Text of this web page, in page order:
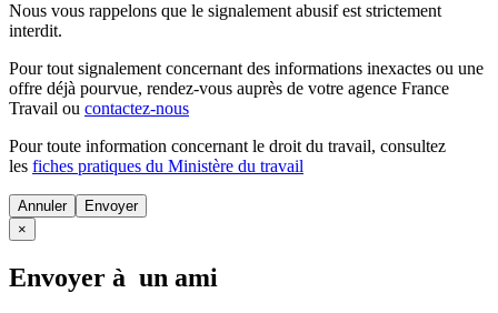
Nous vous rappelons que le signalement abusif est strictement
interdit.
Pour tout signalement concernant des informations inexactes ou une
offre déjà pourvue, rendez-vous auprès de votre agence France
Travail ou contactez-nous
Pour toute information concernant le droit du travail, consultez
les fiches pratiques du Ministère du travail
Annuler
×
Envoyer à un ami